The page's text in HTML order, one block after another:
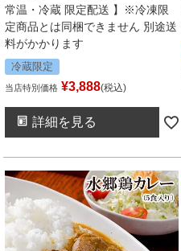
常温・冷蔵 限定配送 】※冷凍限
定商品とは同梱できません 別途送
料がかかります
冷蔵限定
当店特別価格 ¥3,888 税込
詳細を見る